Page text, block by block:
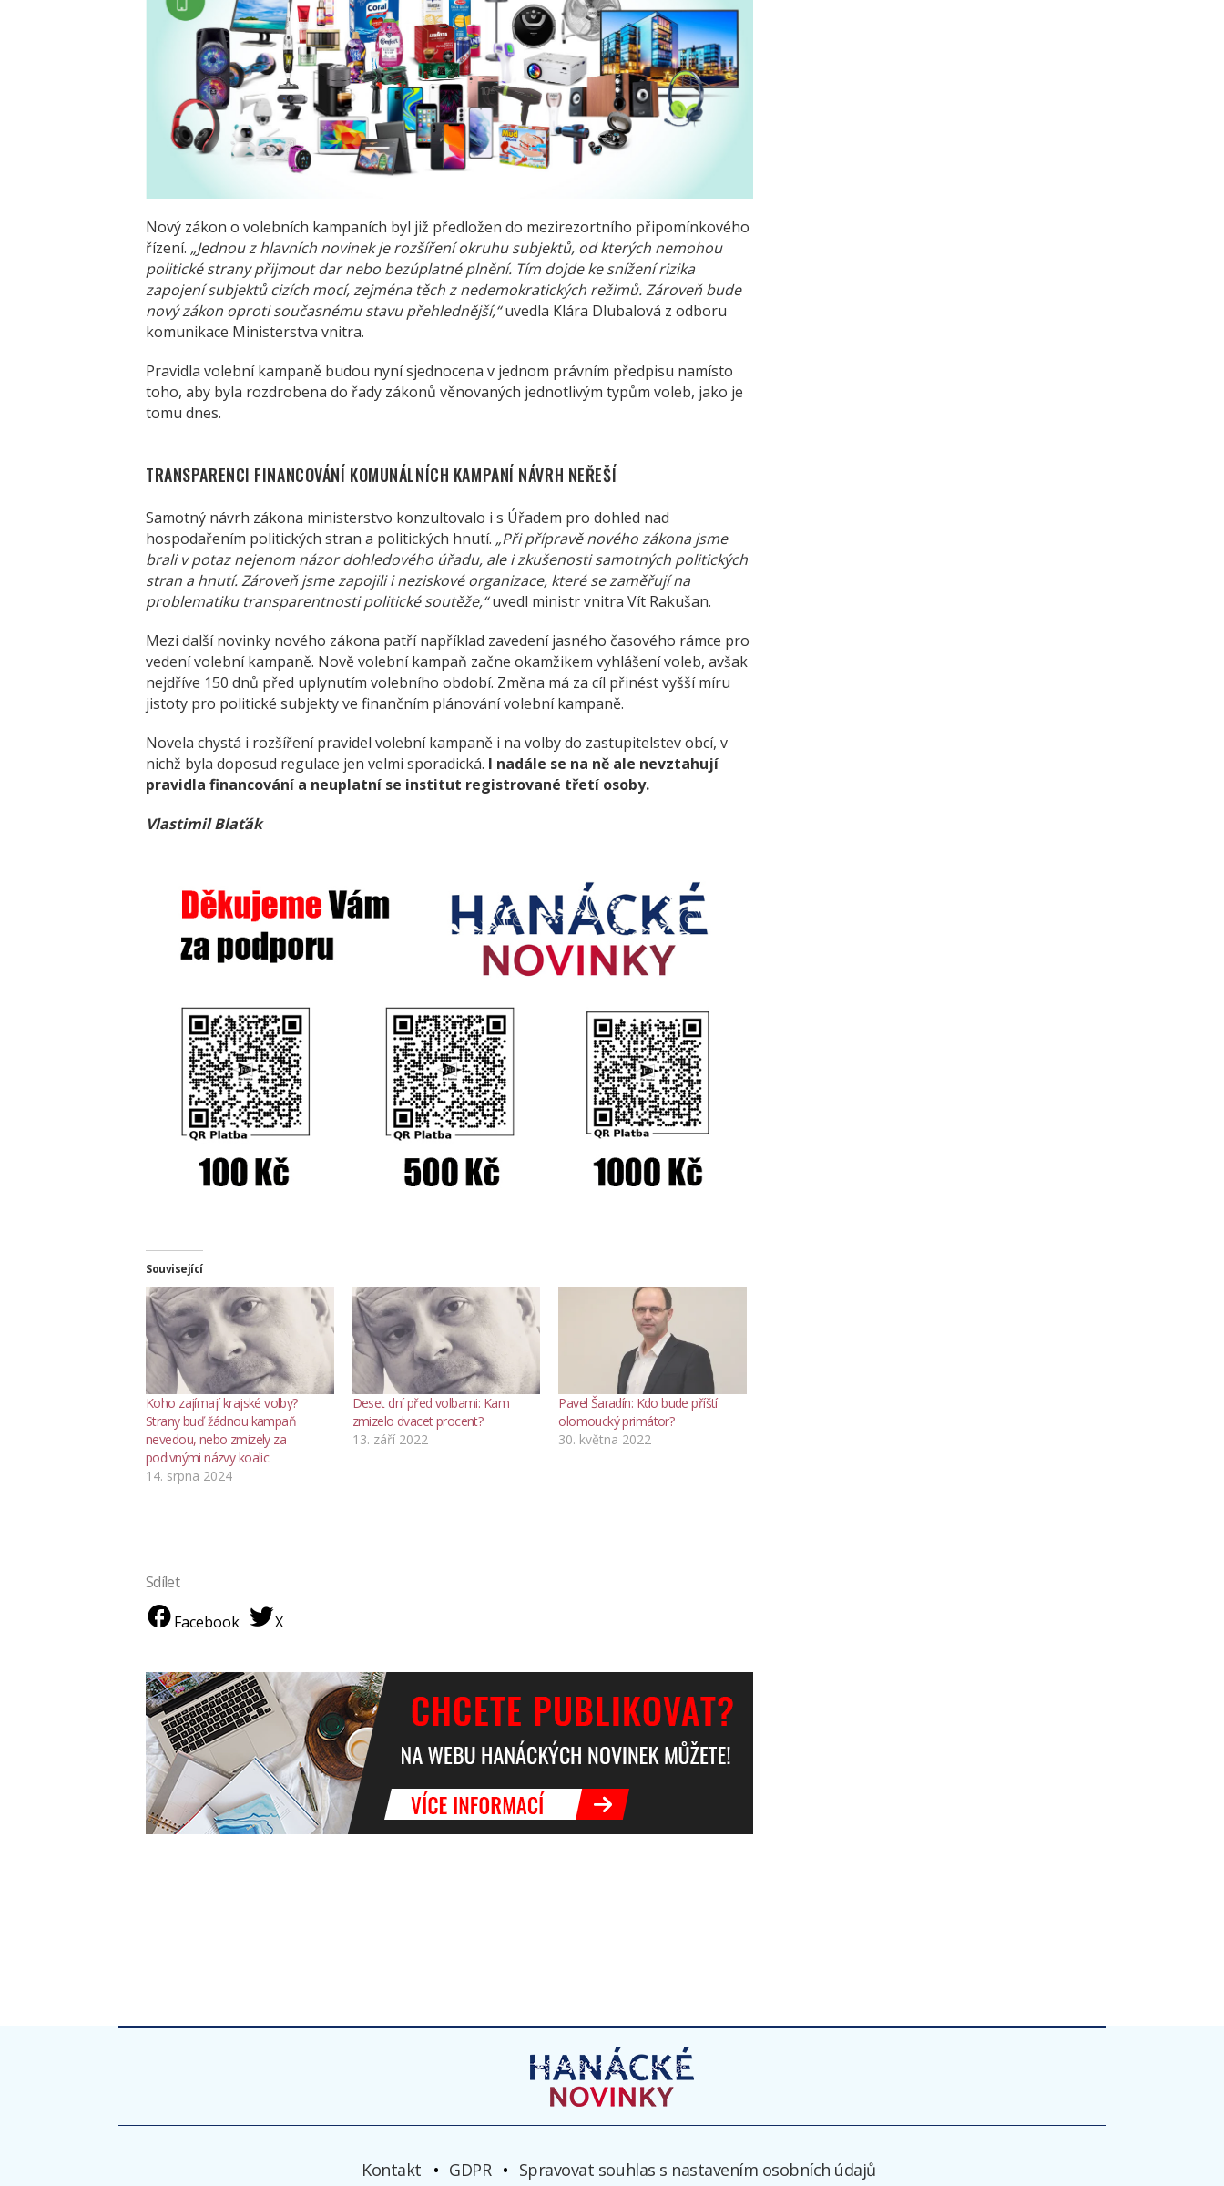
Nový zákon o volebních kampaních byl již předložen do mezirezortního připomínkového
řízení. „Jednou z hlavních novinek je rozšíření okruhu subjektů, od kterých nemohou
politické strany přijmout dar nebo bezúplatné plnění. Tím dojde ke snížení rizika
zapojení subjektů cizích mocí, zejména těch z nedemokratických režimů. Zároveň bude
nový zákon oproti současnému stavu přehlednější,“uvedla Klára Dlubalová z odboru
komunikace Ministerstva vnitra.
Pravidla volební kampaně budou nyní sjednocena v jednom právním předpisu namísto
toho, aby byla rozdrobena do řady zákonů věnovaných jednotlivým typům voleb, jako je
tomu dnes.
TRANSPARENCI FINANCOVÁNÍ KOMUNÁLNÍCH KAMPANÍ NÁVRH NEŘEŠÍ
Samotný návrh zákona ministerstvo konzultovalo i s Úřadem pro dohled nad
hospodařením politických stran a politických hnutí. „Při přípravě nového zákona jsme
brali v potaz nejenom názor dohledového úřadu, ale i zkušenosti samotných politických
stran a hnutí. Zároveň jsme zapojili i neziskové organizace, které se zaměřují na
problematiku transparentnosti politické soutěže,“uvedl ministr vnitra Vít Rakušan.
Mezi další novinky nového zákona patří například zavedení jasného časového rámce pro
vedení volební kampaně. Nově volební kampaň začne okamžikem vyhlášení voleb, avšak
nejdříve 150 dnů před uplynutím volebního období. Změna má za cíl přinést vyšší míru
jistoty pro politické subjekty ve finančním plánování volební kampaně.
Novela chystá i rozšíření pravidel volební kampaně i na volby do zastupitelstev obcí, v
nichž byla doposud regulace jen velmi sporadická. I nadále se na ně ale nevztahují
pravidla financování a neuplatní se institut registrované třetí osoby.
Vlastimil Blaťák
Související
Koho zajímají krajské volby?
Strany buď žádnou kampaň
nevedou, nebo zmizely za
podivnými názvy koalic
14. srpna 2024
Deset dní před volbami: Kam
zmizelo dvacet procent?
13. září 2022
Pavel Šaradín: Kdo bude příští
olomoucký primátor?
30. května 2022
Sdílet
Facebook
X
Kontakt GDPR Spravovat souhlas s nastavením osobních údajů